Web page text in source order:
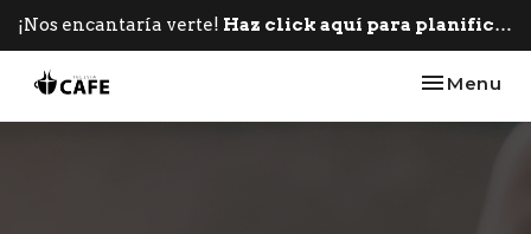
¡Nos encantaría verte! Haz click aquí para planificar tu primera visita.
Toggle
Menu